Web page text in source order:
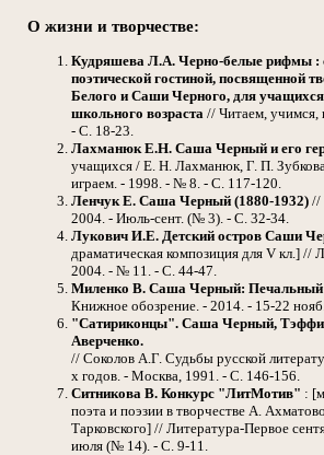
О жизни и творчестве:
Кудряшева Л.А. Черно-белые рифмы :
поэтической гостиной, посвященной
Белого и Саши Черного, для
школьного возраста // Читаем, учимся,
- С. 18-23.
Лахманюк Е.Н. Саша Черный и его
учащихся / Е. Н. Лахманюк, Г. П.
играем. - 1998. - № 8. - С. 117-120.
Ленчук Е. Саша Черный (1880-1932) //
2004. - Июль-сент. (№ 3). - С. 32-34.
Лукович И.Е. Детский остров Саши
драматическая композиция для V кл.] //
2004. - № 11. - С. 44-47.
Миленко В. Саша Черный: Печальный
Книжное обозрение. - 2014. - 15-22
"Сатириконцы". Саша Черный, Тэффи
Аверченко.
// Соколов А.Г. Судьбы русской
х годов. - Москва, 1991. - С. 146-156.
Ситникова В. Конкурс "ЛитМотив" :
поэта и поэзии в творчестве А.
Тарковского] // Литература-Первое
июля (№ 14). - С. 9-11.